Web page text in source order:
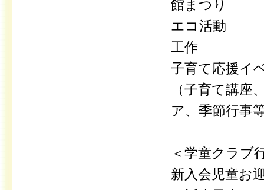
館まつり
エコ活動
工作
子育て応援イ
（子育て講
ア、季節行事
＜学童クラブ
新入会児童お